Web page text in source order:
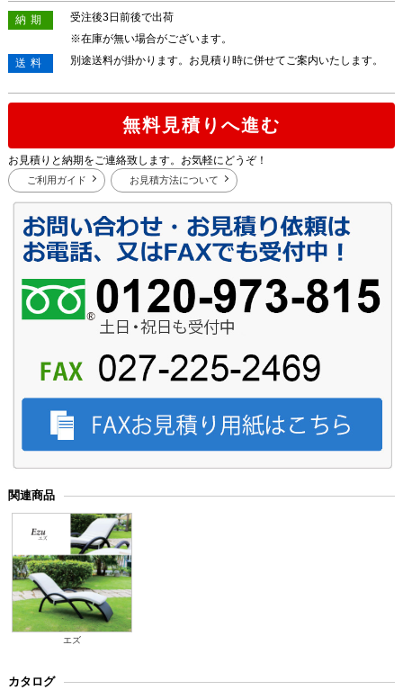
納期
受注後3日前後で出荷
※在庫が無い場合がございます。
送料
別途送料が掛かります。お見積り時に併せてご案内いたします。
無料見積りへ進む
お見積りと納期をご連絡致します。お気軽にどうぞ！
ご利用ガイド お見積方法について
関連商品
エズ
カタログ